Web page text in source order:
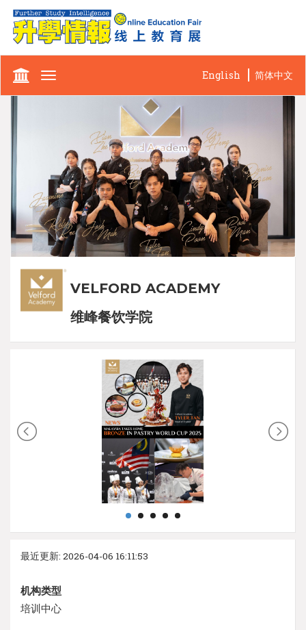
Toggle
English 简体中文
VELFORD ACADEMY
维峰餐饮学院
最近更新: 2026-04-06 16:11:53
机构类型
培训中心